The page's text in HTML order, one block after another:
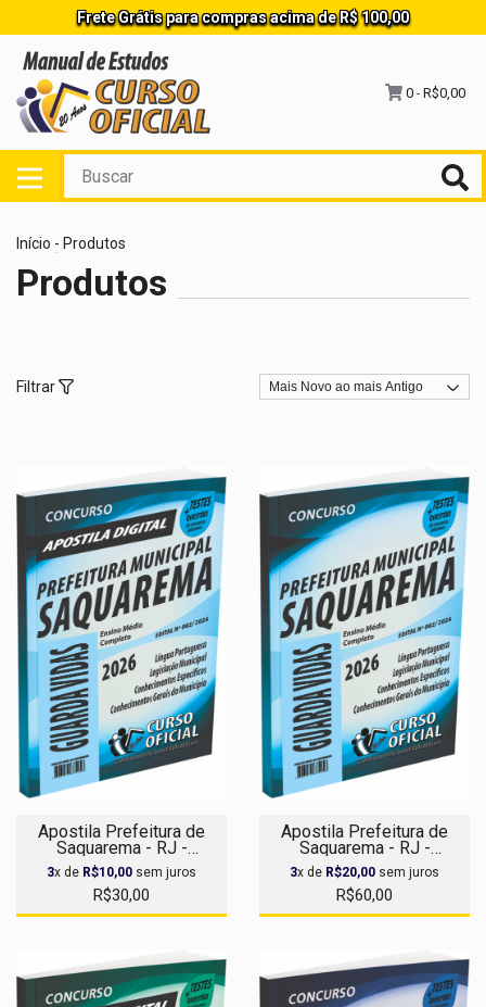
Frete Grátis para compras acima de R$ 100,00
0 - R$0,00
Início - Produtos
Produtos
Filtrar
Apostila Prefeitura de
Saquarema - RJ -
Guarda-Vidas - Apostila
Digital
3x de R$10,00 sem juros
R$30,00
Apostila Prefeitura de
Saquarema - RJ -
Guarda-Vidas
3x de R$20,00 sem juros
R$60,00